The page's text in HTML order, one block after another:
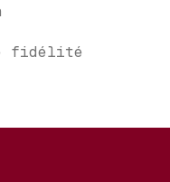
fidélité